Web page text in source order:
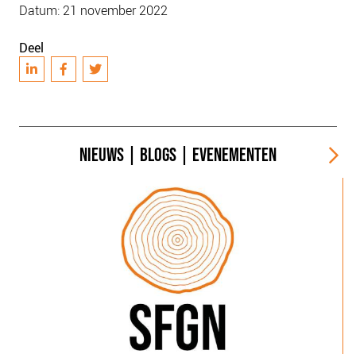
Datum: 21 november 2022
Deel
NIEUWS BLOGS EVENEMENTEN